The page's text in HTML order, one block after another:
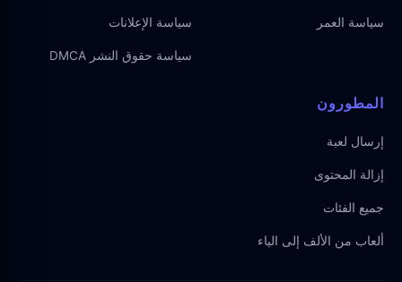
سياسة العمر سياسة الإعلانات
سياسة حقوق النشر DMCA
المطورون
إرسال لعبة
إزالة المحتوى
جميع الفئات
ألعاب من الألف إلى الياء